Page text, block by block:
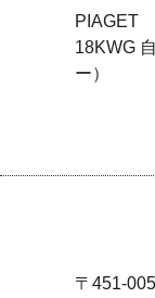
PIAGET
18KWG
ー）
〒451-